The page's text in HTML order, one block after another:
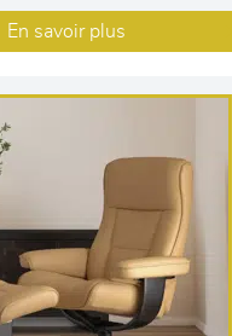
En savoir plus